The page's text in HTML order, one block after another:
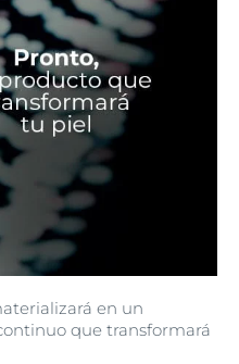
en un
que transformará